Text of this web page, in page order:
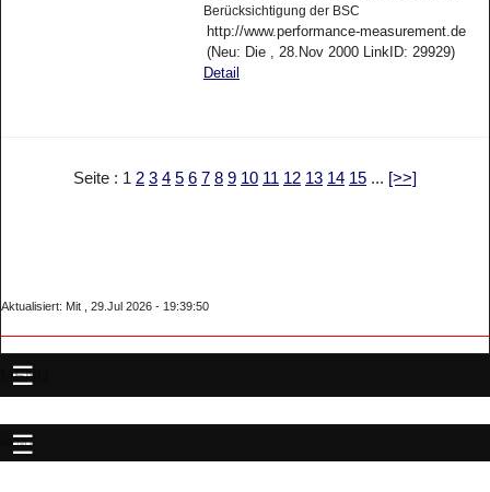
Berücksichtigung der BSC
http://www.performance-measurement.de
(Neu: Die , 28.Nov 2000 LinkID: 29929)
Detail
Seite : 1 2 3 4 5 6 7 8 9 10 11 12 13 14 15 ... [>>]
Aktualisiert: Mit , 29.Jul 2026 - 19:39:50
MENU
MENU